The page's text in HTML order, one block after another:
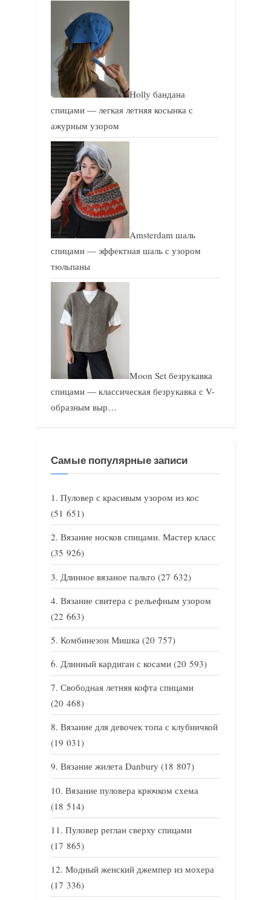
Holly бандана
спицами — легкая летняя косынка с
ажурным узором
Amsterdam шаль
спицами — эффектная шаль с узором
тюльпаны
Moon Set безрукавка
спицами — классическая безрукавка с V-
образным выр…
Самые популярные записи
Пуловер с красивым узором из кос
(51 651)
Вязание носков спицами. Мастер класс
(35 926)
Длинное вязаное пальто (27 632)
Вязание свитера с рельефным узором
(22 663)
Комбинезон Мишка (20 757)
Длинный кардиган с косами (20 593)
Свободная летняя кофта спицами
(20 468)
Вязание для девочек топа с клубничкой
(19 031)
Вязание жилета Danbury (18 807)
Вязание пуловера крючком схема
(18 514)
Пуловер реглан сверху спицами
(17 865)
Модный женский джемпер из мохера
(17 336)